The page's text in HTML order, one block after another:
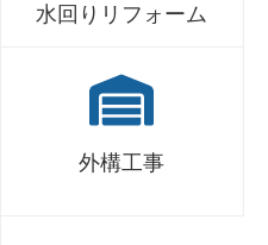
水回りリフォーム
外構工事